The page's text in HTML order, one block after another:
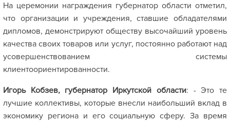
На церемонии награждения губернатор области отметил,
что организации и учреждения, ставшие обладателями
дипломов, демонстрируют обществу высочайший уровень
качества своих товаров или услуг, постоянно работают над
усовершенствованием системы
клиентоориентированности.
Игорь Кобзев, губернатор Иркутской области: - Это те
лучшие коллективы, которые внесли наибольший вклад в
экономику региона и его социальную сферу. За время